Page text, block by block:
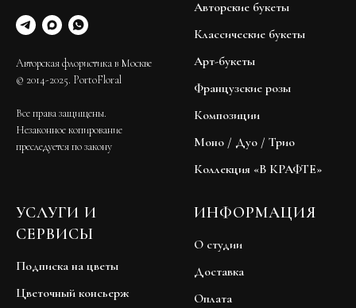
Авторская флористика в Москве
© 2014-2025. PortoFloral
Все права защищены.
Незаконное копирование
преследуется по закону
Авторские букеты
Классические букеты
Арт-букеты
Французские розы
Композиции
Моно / Дуо / Трио
Коллекция «В КРАФТЕ»
УСЛУГИ И
СЕРВИСЫ
Подписка на цветы
Цветочный консьерж
ИНФОРМАЦИЯ
О студии
Доставка
Оплата